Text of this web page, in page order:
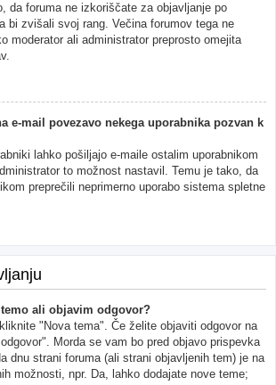
da foruma ne izkoriščate za objavljanje po
bi zvišali svoj rang. Večina forumov tega ne
moderator ali administrator preprosto omejita
e-mail povezavo nekega uporabnika pozvan k
lahko pošiljajo e-maile ostalim uporabnikom
to možnost nastavil. Temu je tako, da
preprečili neprimerno uporabo sistema spletne
ali objavim odgovor?
"Nova tema". Če želite objaviti odgovor na
Morda se vam bo pred objavo prispevka
dnu strani foruma (ali strani objavljenih tem) je na
možnosti, npr. Da, lahko dodajate nove teme;